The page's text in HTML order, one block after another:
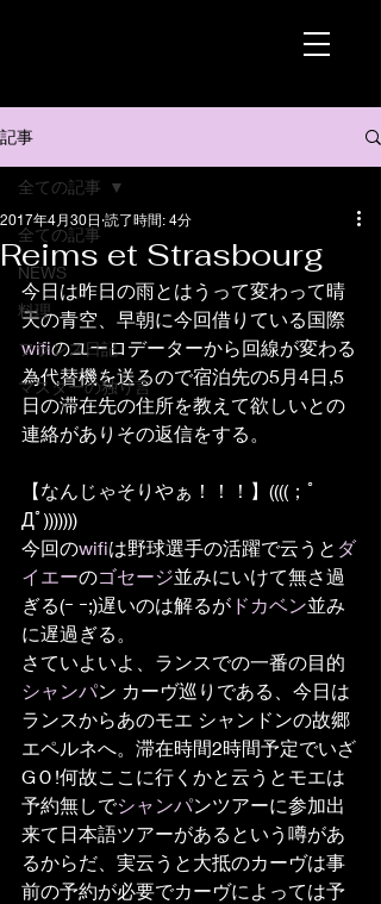
記事
全ての記事
NEWS
料理
フランス日記
マスターの独り言
全ての記事
Reims et Strasbourg
2017年4月30日 読了時間: 4分
今日は昨日の雨とはうって変わって晴
天の青空、早朝に今回借りている国際
wifiのユーロデーターから回線が変わる
為代替機を送るので宿泊先の5月4日,5
日の滞在先の住所を教えて欲しいとの
連絡がありその返信をする。
【なんじゃそりやぁ！！！】((((；ﾟ
Дﾟ)))))))
今回のwifiは野球選手の活躍で云うと ダ
イエーのゴセージ並みにいけて無さ過
ぎる(ｰ ｰ;)遅いのは解るが ドカベン並み
に遅過ぎる。
さていよいよ、ランスでの一番の目的
シャンパン カーヴ巡りである、今日は
ランスからあのモエ シャンドンの故郷
エペルネへ。滞在時間2時間予定でいざ
GＯ!何故ここに行くかと云うとモエは
予約無しでシャンパンツアーに参加出
来て日本語ツアーがあるという噂があ
るからだ、実云うと大抵のカーヴは事
前の予約が必要でカーヴによっては予